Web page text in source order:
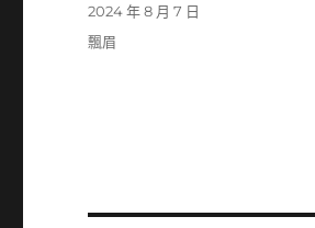
發
佈
2024 年 8 月 7 日
分
飄眉